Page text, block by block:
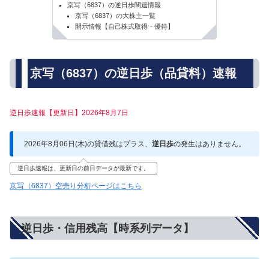
京写（6837）の逆日歩関連情報
京写（6837）の大株主一覧
開示情報【自己株式取得・優待】
京写（6837）の逆日歩（品貸料）速報
逆日歩速報【更新日】2026年8月7日
2026年8月06日(木)の貸借残はプラス、 逆日歩の発生はありません。
逆日歩速報は、更新日の前日データが最新です。
京写（6837）空売り分析ページはこちら
逆日歩・信用残高【時系列データ】